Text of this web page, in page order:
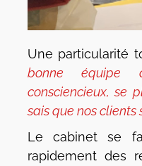
Une particularité
bonne équipe
consciencieux, se
sais que nos clients
Le cabinet se
rapidement des